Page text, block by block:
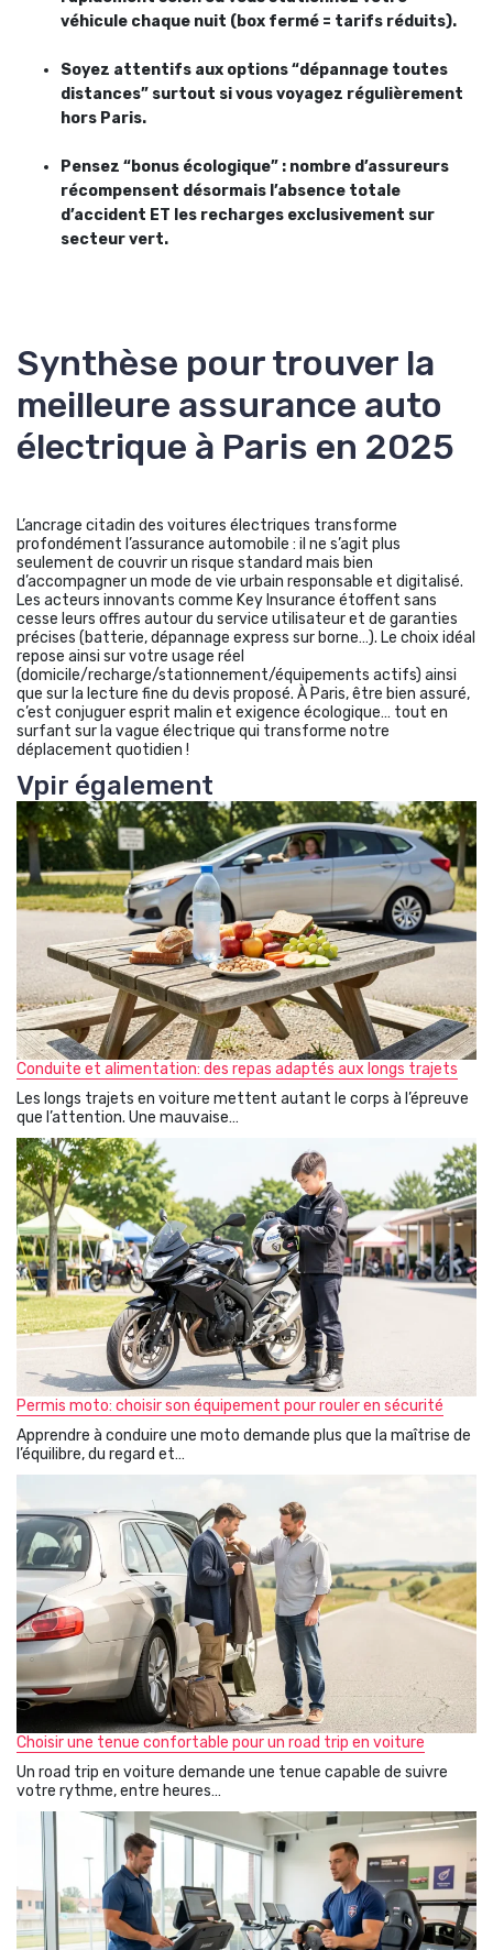
véhicule chaque nuit (box fermé = tarifs réduits).
Soyez attentifs aux options “dépannage toutes
distances” surtout si vous voyagez régulièrement
hors Paris.
Pensez “bonus écologique” : nombre d’assureurs
récompensent désormais l’absence totale
d’accident ET les recharges exclusivement sur
secteur vert.
Synthèse pour trouver la
meilleure assurance auto
électrique à Paris en 2025
L’ancrage citadin des voitures électriques transforme
profondément l’assurance automobile : il ne s’agit plus
seulement de couvrir un risque standard mais bien
d’accompagner un mode de vie urbain responsable et digitalisé.
Les acteurs innovants comme Key Insurance étoffent sans
cesse leurs offres autour du service utilisateur et de garanties
précises (batterie, dépannage express sur borne…). Le choix idéal
repose ainsi sur votre usage réel
(domicile/recharge/stationnement/équipements actifs) ainsi
que sur la lecture fine du devis proposé. À Paris, être bien assuré,
c’est conjuguer esprit malin et exigence écologique… tout en
surfant sur la vague électrique qui transforme notre
déplacement quotidien !
Vpir également
Conduite et alimentation: des repas adaptés aux longs trajets
Les longs trajets en voiture mettent autant le corps à l’épreuve
que l’attention. Une mauvaise…
Permis moto: choisir son équipement pour rouler en sécurité
Apprendre à conduire une moto demande plus que la maîtrise de
l’équilibre, du regard et…
Choisir une tenue confortable pour un road trip en voiture
Un road trip en voiture demande une tenue capable de suivre
votre rythme, entre heures…